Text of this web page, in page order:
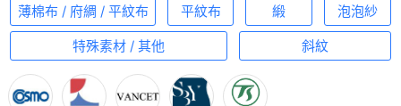
薄棉布 / 府綢 / 平紋布 平紋布 緞 泡泡紗
特殊素材 / 其他 斜紋